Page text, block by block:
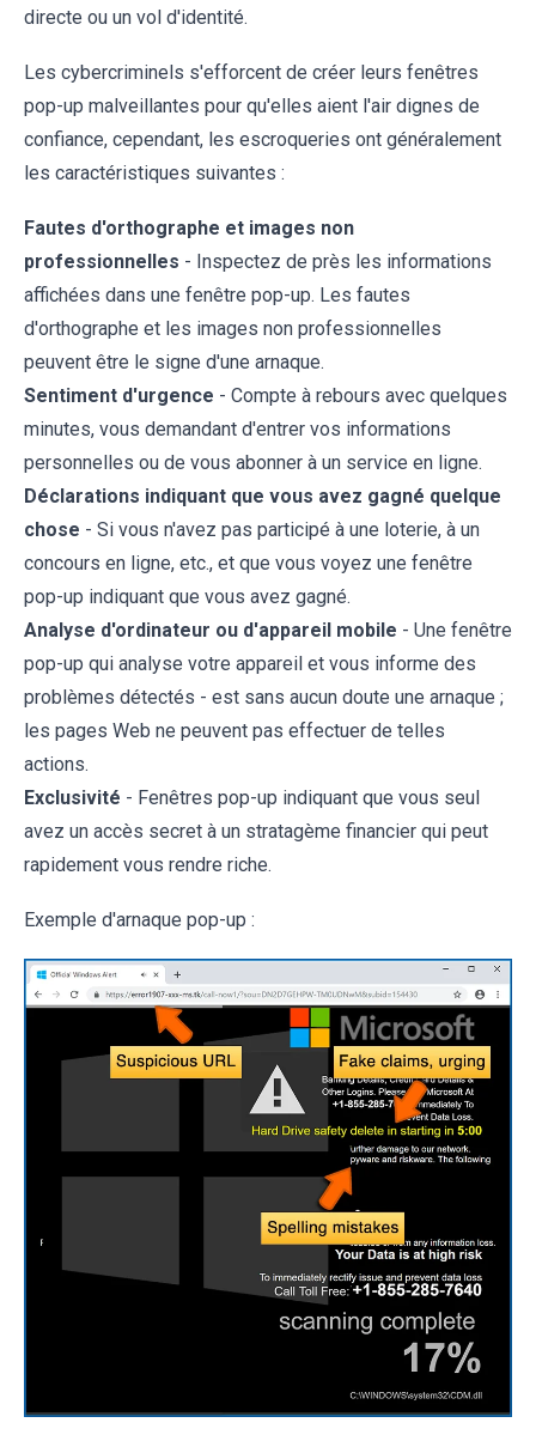
directe ou un vol d'identité.
Les cybercriminels s'efforcent de créer leurs fenêtres
pop-up malveillantes pour qu'elles aient l'air dignes de
confiance, cependant, les escroqueries ont généralement
les caractéristiques suivantes :
Fautes d'orthographe et images non
professionnelles - Inspectez de près les informations
affichées dans une fenêtre pop-up. Les fautes
d'orthographe et les images non professionnelles
peuvent être le signe d'une arnaque.
Sentiment d'urgence - Compte à rebours avec quelques
minutes, vous demandant d'entrer vos informations
personnelles ou de vous abonner à un service en ligne.
Déclarations indiquant que vous avez gagné quelque
chose - Si vous n'avez pas participé à une loterie, à un
concours en ligne, etc., et que vous voyez une fenêtre
pop-up indiquant que vous avez gagné.
Analyse d'ordinateur ou d'appareil mobile - Une fenêtre
pop-up qui analyse votre appareil et vous informe des
problèmes détectés - est sans aucun doute une arnaque ;
les pages Web ne peuvent pas effectuer de telles
actions.
Exclusivité - Fenêtres pop-up indiquant que vous seul
avez un accès secret à un stratagème financier qui peut
rapidement vous rendre riche.
Exemple d'arnaque pop-up :